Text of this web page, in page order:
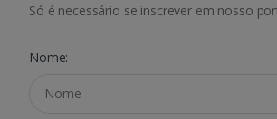
Só é necessário se inscrever em nosso
Nome: